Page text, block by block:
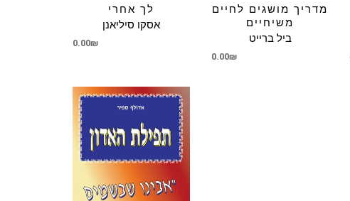
לך אחרי
אסקו סיליאנן
0.00₪
מדריך מושגים לחיים
משיחיים
ביל ברייט
0.00₪